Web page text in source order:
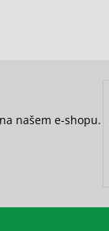
našem e-shopu.